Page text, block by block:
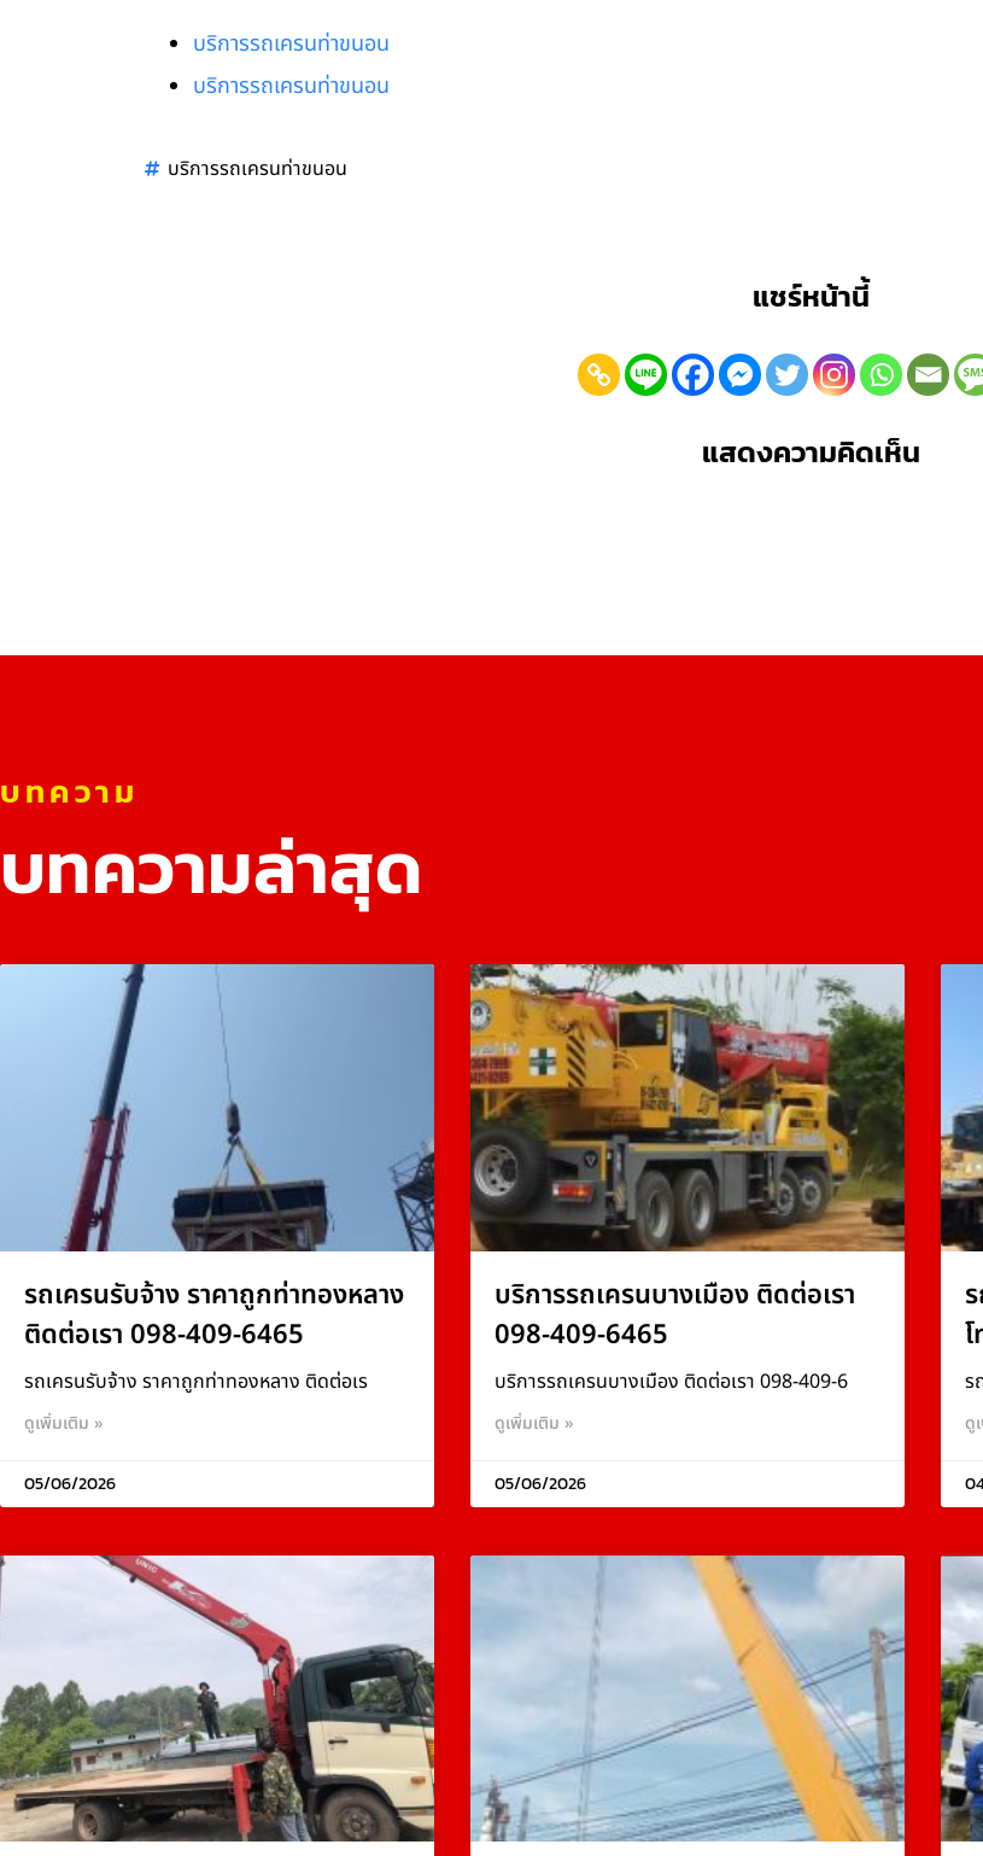
บริการรถเครนท่าขนอน
บริการรถเครนท่าขนอน
บริการรถเครนท่าขนอน
แชร์หน้านี้
แสดงความคิดเห็น
บทความ
บทความล่าสุด
รถเครนรับจ้าง ราคาถูกท่าทองหลาง
ติดต่อเรา 098-409-6465
รถเครนรับจ้าง ราคาถูกท่าทองหลาง ติดต่อเร
ดูเพิ่มเติม »
05/06/2026
บริการรถเครนบางเมือง ติดต่อเรา
098-409-6465
บริการรถเครนบางเมือง ติดต่อเรา 098-409-6
ดูเพิ่มเติม »
05/06/2026
ร
ดู